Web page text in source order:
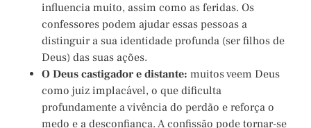
influencia muito, assim como as feridas. Os
confessores podem ajudar essas pessoas a
distinguir a sua identidade profunda (ser filhos de
Deus) das suas ações.
O Deus castigador e distante: muitos veem Deus
como juiz implacável, o que dificulta
profundamente a vivência do perdão e reforça o
medo e a desconfiança. A confissão pode tornar-se